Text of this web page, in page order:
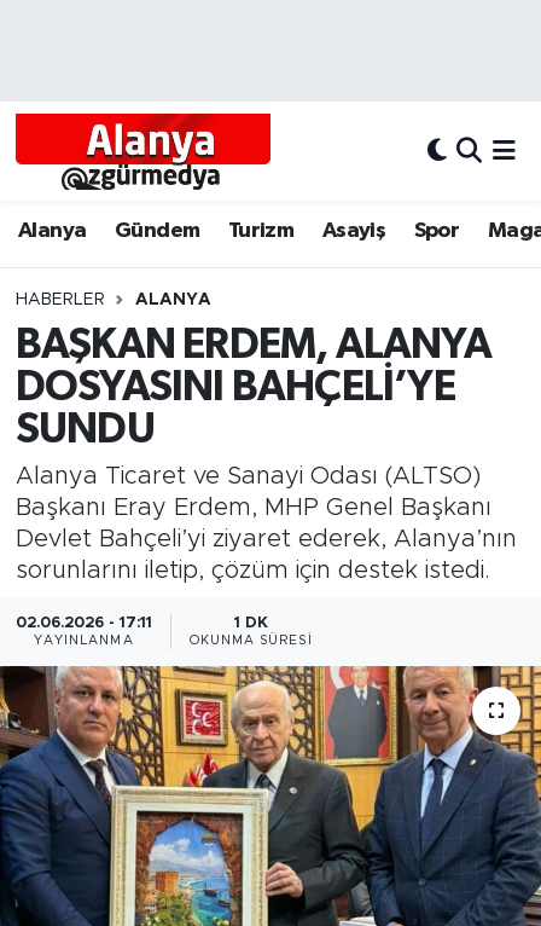
Alanya Gündem Turizm Asayiş Spor
HABERLER ALANYA
BAŞKAN ERDEM, ALANYA
DOSYASINI BAHÇELİ’YE
SUNDU
Alanya Ticaret ve Sanayi Odası (ALTSO)
Başkanı Eray Erdem, MHP Genel Başkanı
Devlet Bahçeli’yi ziyaret ederek, Alanya’nın
sorunlarını iletip, çözüm için destek istedi.
02.06.2026 - 17:11
YAYINLANMA
1 DK
OKUNMA SÜRESI
Alanyum
Bölgesel
Dünya
Eğitim
Ekonomi
Gazipaşa
Güncel
Gündem
İnşaat-Emlak
Kültür-Sanat
Sağlık
Alanya Hava Durumu
Tüm Manşetler
Son Dakika Haberleri
Haber Arşivi